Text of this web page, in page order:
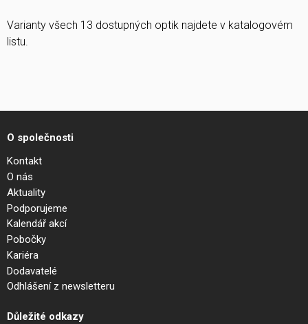
Varianty všech 13 dostupných optik najdete v katalogovém
listu.
O společnosti
Kontakt
O nás
Aktuality
Podporujeme
Kalendář akcí
Pobočky
Kariéra
Dodavatelé
Odhlášení z newsletteru
Důležité odkazy